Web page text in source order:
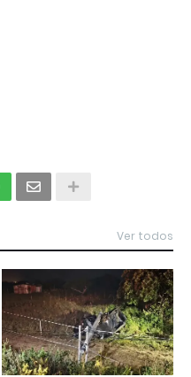
Ver todos